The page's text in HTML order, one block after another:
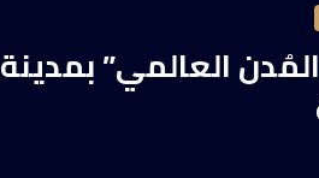
العالمي” بمدينة